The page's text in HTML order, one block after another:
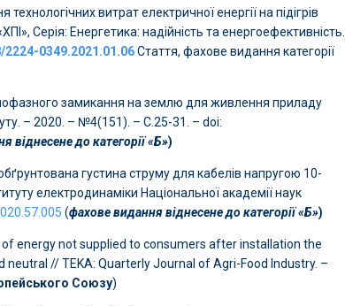
витрат електричної енергії на підігрів
Серія: Енергетика: надійність та енергоефективність.
0349.2021.01.06Стаття, фахове видання категорії
замикання на землю для живлення приладу
– 2020. – №4(151). – С.25-31. – doi:
віднесене до категорії «Б»)
густина струму для кабелів напругою 10-
електродинаміки Національної академії наук
(фахове видання віднесене до категорії «Б»)
of energy not supplied to consumers after installation the
// TEKA: Quarterly Journal of Agri-Food Industry. –
Союзу)